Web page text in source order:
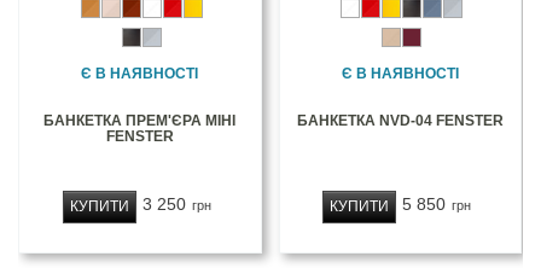
Є В НАЯВНОСТІ
БАНКЕТКА ПРЕМ'ЄРА МІНІ
FENSTER
3 250 грн
КУПИТИ
Є В НАЯВНОСТІ
БАНКЕТКА NVD-04 FENSTER
5 850 грн
КУПИТИ